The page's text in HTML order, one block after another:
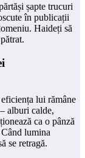
șapte trucuri
în publicații
Haideți să
lui rămâne
alburi calde,
ca o pânză
lumina
se retragă.